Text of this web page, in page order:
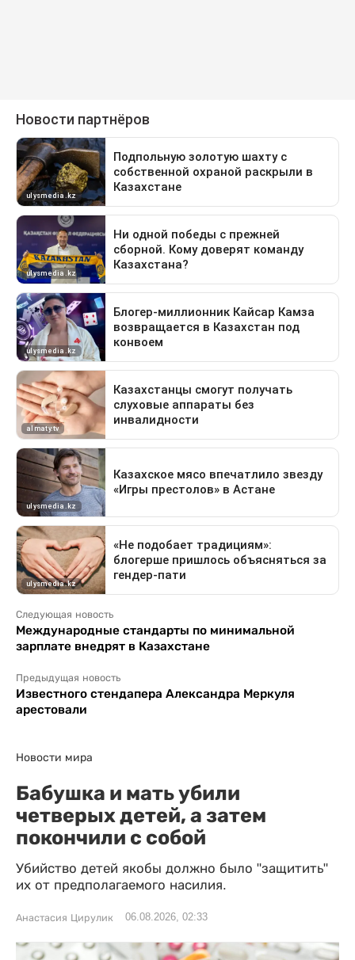
Следующая новость
Международные стандарты по минимальной
зарплате внедрят в Казахстане
Предыдущая новость
Известного стендапера Александра Меркуля
арестовали
Новости мира
Бабушка и мать убили
четверых детей, а затем
покончили с собой
Убийство детей якобы должно было "защитить"
их от предполагаемого насилия.
Анастасия Цирулик 06.08.2026, 02:33